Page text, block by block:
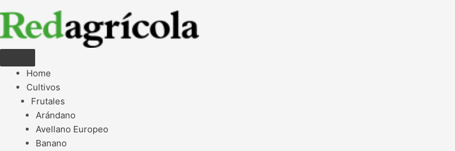
Home
Cultivos
Frutales
Arándano
Avellano Europeo
Banano